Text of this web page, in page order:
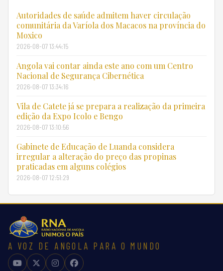
Autoridades de saúde admitem haver circulação
comunitária da Varíola dos Macacos na província do
Moxico
2026-08-07 13:44:15
Angola vai contar ainda este ano com um Centro
Nacional de Segurança Cibernética
2026-08-07 13:34:16
Vila de Catete já se prepara a realização da primeira
edição da Expo Icolo e Bengo
2026-08-07 13:10:56
Gabinete de Educação de Luanda considera
irregular a alteração do preço das propinas
praticadas em alguns colégios
2026-08-07 12:51:29
A VOZ DE ANGOLA PARA O MUNDO